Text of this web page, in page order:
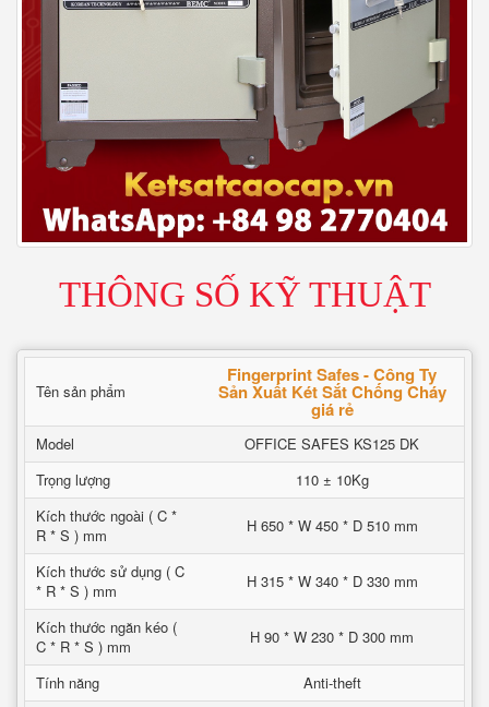
THÔNG SỐ KỸ THUẬT
Tên sản phẩm
Fingerprint Safes - Công Ty
Sản Xuất Két Sắt Chống Cháy
giá rẻ
Model
OFFICE SAFES KS125 DK
Trọng lượng
110 ± 10Kg
Kích thước ngoài ( C *
R * S ) mm
H 650 * W 450 * D 510 mm
Kích thước sử dụng ( C
* R * S ) mm
H 315 * W 340 * D 330 mm
Kích thước ngăn kéo (
C * R * S ) mm
H 90 * W 230 * D 300 mm
Tính năng
Anti-theft